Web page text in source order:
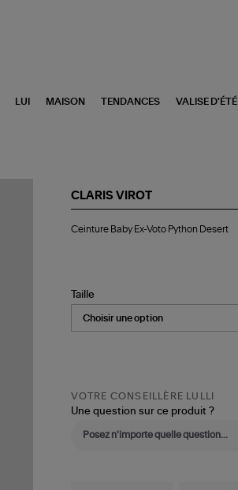
LUI MAISON TENDANCES VALISE D'ÉTÉ
CLARIS VIROT
Baby
Ceinture Baby Ex-Voto Python Desert
Taille
VOTRE CONSEILLÈRE LULLI
Une question sur ce produit ?